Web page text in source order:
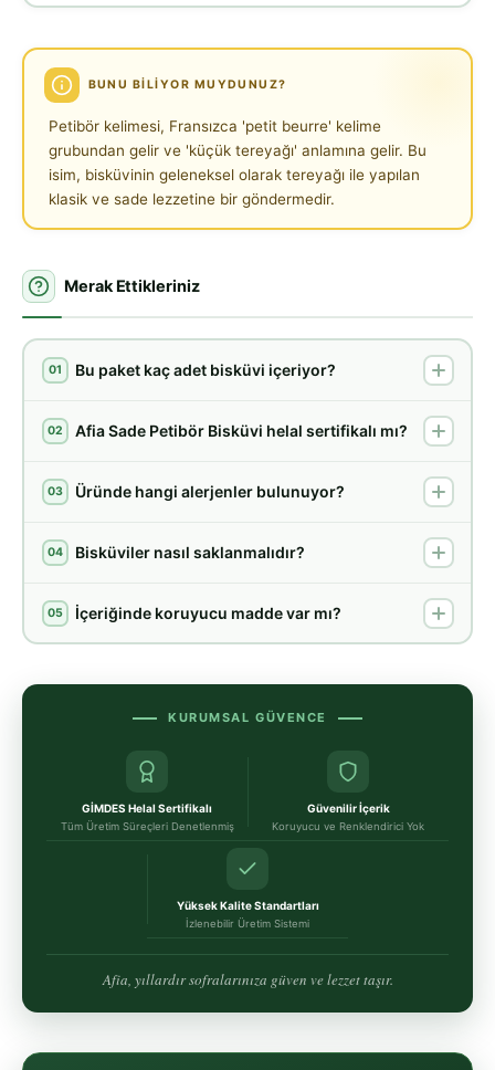
BUNU BILIYOR MUYDUNUZ?
Petibör kelimesi, Fransızca 'petit beurre' kelime
grubundan gelir ve 'küçük tereyağı' anlamına gelir. Bu
isim, bisküvinin geleneksel olarak tereyağı ile yapılan
klasik ve sade lezzetine bir göndermedir.
Merak Ettikleriniz
01 Bu paket kaç adet bisküvi içeriyor?
02 Afia Sade Petibör Bisküvi helal sertifikalı mı?
03 Üründe hangi alerjenler bulunuyor?
04 Bisküviler nasıl saklanmalıdır?
05 İçeriğinde koruyucu madde var mı?
KURUMSAL GÜVENCE
GİMDES Helal Sertifikalı
Tüm Üretim Süreçleri Denetlenmiş
Güvenilir İçerik
Koruyucu ve Renklendirici Yok
Yüksek Kalite Standartları
İzlenebilir Üretim Sistemi
Afia, yıllardır sofralarınıza güven ve lezzet taşır.